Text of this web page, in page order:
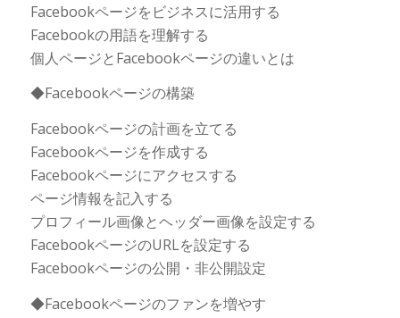
Facebookページをビジネスに活用する
Facebookの用語を理解する
個人ページとFacebookページの違いとは
◆Facebookページの構築
Facebookページの計画を立てる
Facebookページを作成する
Facebookページにアクセスする
ページ情報を記入する
プロフィール画像とヘッダー画像を設定する
FacebookページのURLを設定する
Facebookページの公開・非公開設定
◆Facebookページのファンを増やす